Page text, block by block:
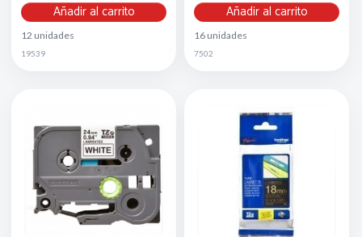
Añadir al carrito
12 unidades
19539
Añadir al carrito
16 unidades
7502